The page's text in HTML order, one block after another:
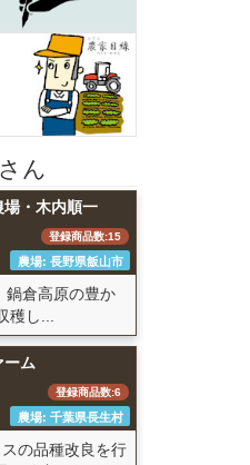
ん
・木内順一
登録商品数:15
農場: 長野県飯山市
鍋倉高原の豊か
し...
ーム
登録商品数:6
農場: 千葉県長生村
の品種改良を行